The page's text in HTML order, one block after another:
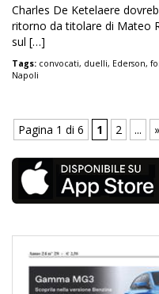
Charles De Ketelaere
ritorno da titolare di Mateo
sul […]
Tags: convocati, duelli, Ederson,
Napoli
Pagina 1 di 6 1 2 ... »